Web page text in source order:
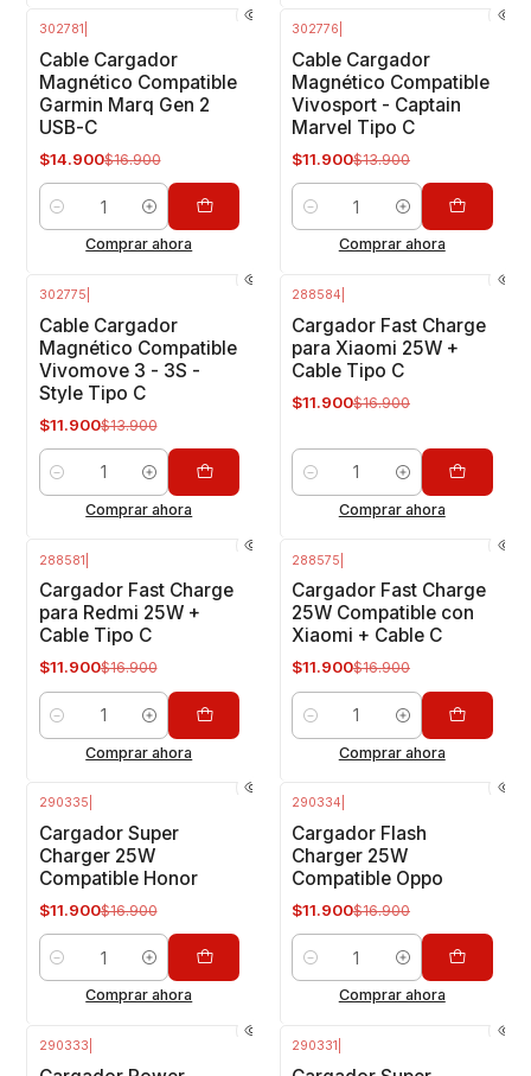
302781
Cable Cargador
Magnético Compatible
Garmin Marq Gen 2
USB-C
$14.900$16.900
Cantidad
Comprar ahora
302776
Cable Cargador
Magnético Compatible
Vivosport - Captain
Marvel Tipo C
$11.900$13.900
Cantidad
Comprar ahora
302775
Cable Cargador
Magnético Compatible
Vivomove 3 - 3S -
Style Tipo C
$11.900$13.900
Cantidad
Comprar ahora
288584
Cargador Fast Charge
para Xiaomi 25W +
Cable Tipo C
$11.900$16.900
Cantidad
Comprar ahora
288581
Cargador Fast Charge
para Redmi 25W +
Cable Tipo C
$11.900$16.900
Cantidad
Comprar ahora
288575
Cargador Fast Charge
25W Compatible con
Xiaomi + Cable C
$11.900$16.900
Cantidad
Comprar ahora
290335
Cargador Super
Charger 25W
Compatible Honor
$11.900$16.900
Cantidad
Comprar ahora
290334
Cargador Flash
Charger 25W
Compatible Oppo
$11.900$16.900
Cantidad
Comprar ahora
290333 290331